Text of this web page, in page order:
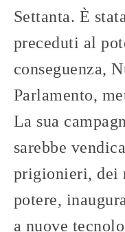
Settanta. È
preceduti al
conseguenza,
Parlamento,
La sua
sarebbe
prigionieri, dei
potere,
a nuove